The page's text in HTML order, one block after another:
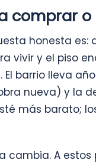
comprar
honesta es:
vivir y el piso
barrio lleva
nueva) y la
más barato;
cambia. A estos